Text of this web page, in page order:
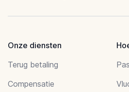
Onze diensten
Terug betaling
Compensatie